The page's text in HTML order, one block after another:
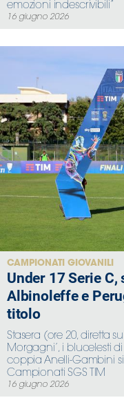
emozioni indescrivibili”
16 giugno 2026
CAMPIONATI GIOVANILI
Under 17 Serie
Albinoleffe e
titolo
Stasera (ore 20, diretta su
Morgagni’, i blucelesti
coppia Anelli-Gambini
Campionati SGS TIM
16 giugno 2026